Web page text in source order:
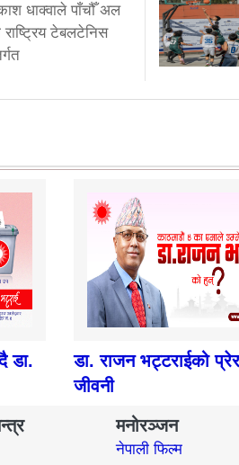
धाक्वाले पाँचौँ अल
टेबलटेनिस
डा.
डा. राजन भट्टराईको
जीवनी
मनोरञ्जन
नेपाली फिल्म